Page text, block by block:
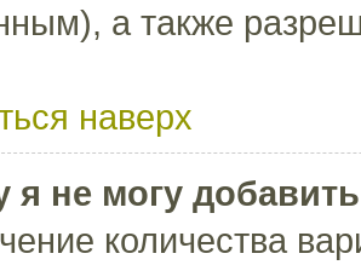
а также
наверх
я не могу
количества